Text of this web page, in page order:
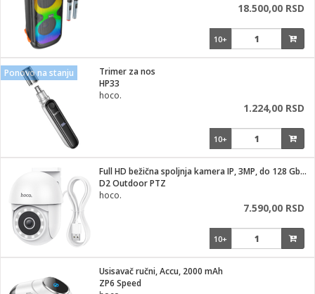
18.500,00 RSD
10+
Ponovo na stanju
Trimer za nos
HP33
hoco.
1.224,00 RSD
10+
Full HD bežična spoljnja kamera IP, 3MP, do 128 Gb kartica
D2 Outdoor PTZ
hoco.
7.590,00 RSD
10+
Usisavač ručni, Accu, 2000 mAh
ZP6 Speed